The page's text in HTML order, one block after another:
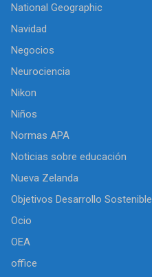
National Geographic
Navidad
Negocios
Neurociencia
Nikon
Niños
Normas APA
Noticias sobre educación
Nueva Zelanda
Objetivos Desarrollo Sostenible
Ocio
OEA
office